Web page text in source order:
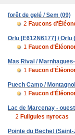
forêt de gelé / Sem (09)
2 Faucons
Orlu [E612N6177] / Orlu
1 Faucon
Mas Rival /
1 Faucon
Puech Camp /
1 Faucon
Lac de Marcenay -
2 Fuligules nyrocas
Pointe du Bechet